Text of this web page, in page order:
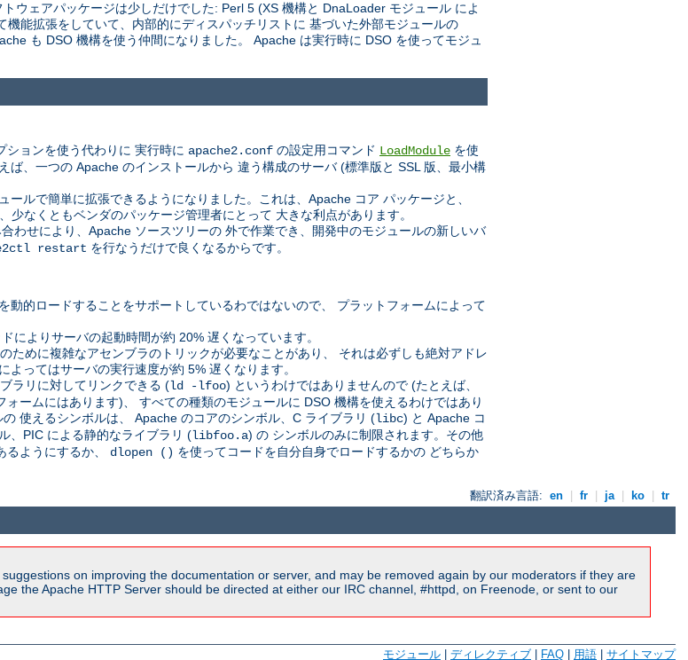
ウェアパッケージは少しだけでした: Perl 5 (XS 機構と DnaLoader モジュール によ
能拡張をしていて、内部的にディスパッチリストに 基づいた外部モジュールの
も DSO 機構を使う仲間になりました。 Apache は実行時に DSO を使ってモジュ
ションを使う代わりに 実行時に apache2.conf の設定用コマンド LoadModule を使
、一つの Apache のインストールから 違う構成のサーバ (標準版と SSL 版、最小構
ルで簡単に拡張できるようになりました。これは、Apache コア パッケージと、
なくともベンダのパッケージ管理者にとって 大きな利点があります。
わせにより、Apache ソースツリーの 外で作業でき、開発中のモジュールの新しいバ
restart を行なうだけで良くなるからです。
的ロードすることをサポートしているわではないので、 プラットフォームによって
によりサーバの起動時間が約 20% 遅くなっています。
めに複雑なアセンブラのトリックが必要なことがあり、 それは必ずしも絶対アドレ
ってはサーバの実行速度が約 5% 遅くなります。
ラリに対してリンクできる (ld -lfoo) というわけではありませんので (たとえば、
ームにはあります)、 すべての種類のモジュールに DSO 機構を使えるわけではあり
使えるシンボルは、 Apache のコアのシンボル、C ライブラリ (libc) と Apache コ
、PIC による静的なライブラリ (libfoo.a) の シンボルのみに制限されます。その他
ようにするか、 dlopen () を使ってコードを自分自身でロードするかの どちらか
翻訳済み言語: en fr ja ko tr
on improving the documentation or server, and may be removed again by our moderators if they are
the Apache HTTP Server should be directed at either our IRC channel, #httpd, on Freenode, or sent to our
モジュール | ディレクティブ | FAQ | 用語 | サイトマップ